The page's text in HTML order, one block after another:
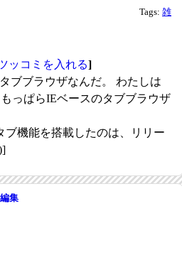
Tags: 雑
ッコミを入れる]
ブブラウザなんだ。 わたしは
っぱらIEベースのタブブラウザ
ブ機能を搭載したのは、リリー
集